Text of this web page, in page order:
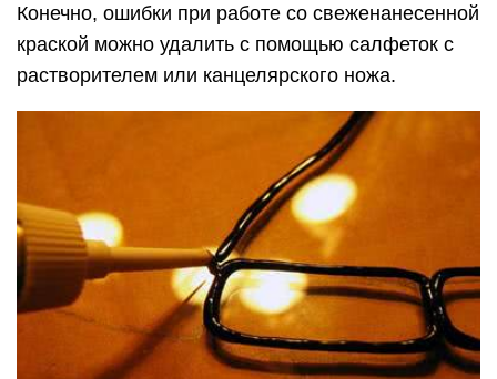
Конечно, ошибки при работе со свеженанесенной
краской можно удалить с помощью салфеток с
растворителем или канцелярского ножа.